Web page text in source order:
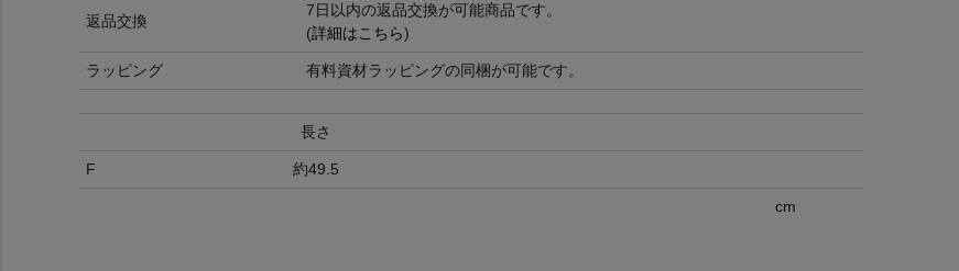
返品交換
7日以内の返品交換が可能商品です。
(詳細はこちら)
ラッピング 有料資材ラッピングの同梱が可能です。
長さ
F 約49.5
cm